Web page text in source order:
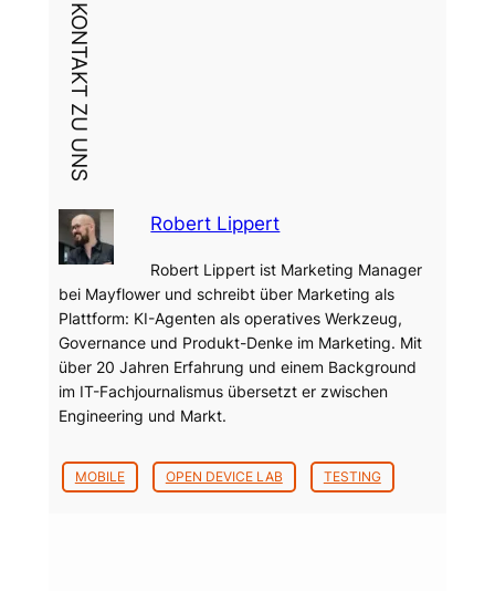
DEIN KONTAKT ZU UNS
Robert Lippert
Robert Lippert ist Marketing Manager
bei Mayflower und schreibt über Marketing als
Plattform: KI-Agenten als operatives Werkzeug,
Governance und Produkt-Denke im Marketing. Mit
über 20 Jahren Erfahrung und einem Background
im IT-Fachjournalismus übersetzt er zwischen
Engineering und Markt.
MOBILE OPEN DEVICE LAB TESTING